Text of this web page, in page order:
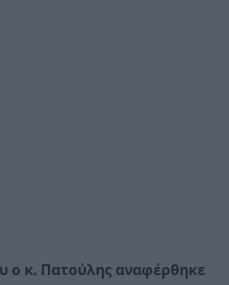
ο κ. Πατούλης αναφέρθηκε